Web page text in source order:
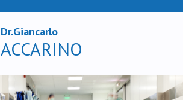
Dr.Giancarlo
ACCARINO
X